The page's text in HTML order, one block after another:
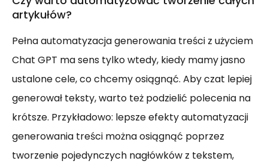
artykułów?
Pełna automatyzacja generowania treści z użyciem
Chat GPT ma sens tylko wtedy, kiedy mamy jasno
ustalone cele, co chcemy osiągnąć. Aby czat lepiej
generował teksty, warto też podzielić polecenia na
krótsze. Przykładowo: lepsze efekty automatyzacji
generowania treści można osiągnąć poprzez
tworzenie pojedynczych nagłówków z tekstem,